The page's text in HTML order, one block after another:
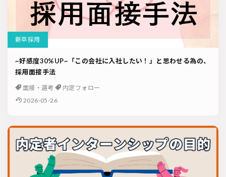
新卒採用
~好感度30%UP~「この会社に入社したい！」と思わせる為の、
採用面接手法
面接・選考
内定フォロー
2026-05-26